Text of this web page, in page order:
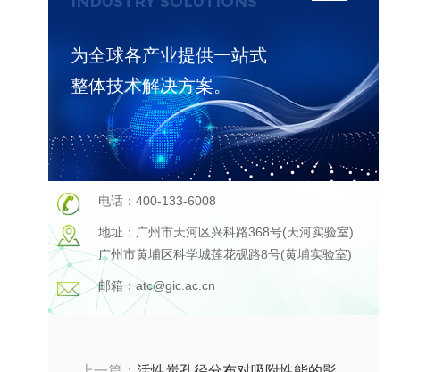
为全球各产业提供一站式
整体技术解决方案。
电话：400-133-6008
地址：广州市天河区兴科路368号(天河实验室)
广州市黄埔区科学城莲花砚路8号(黄埔实验室)
邮箱：atc@gic.ac.cn